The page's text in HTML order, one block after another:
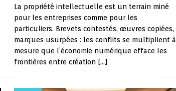
La propriété intellectuelle est un terrain miné
pour les entreprises comme pour les
particuliers. Brevets contestés, œuvres copiées,
marques usurpées : les conflits se multiplient à
mesure que l’économie numérique efface les
frontières entre création […]